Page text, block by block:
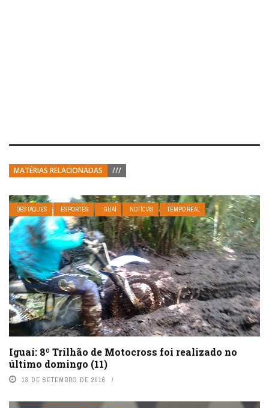
MATÉRIAS RELACIONADAS ///
DESTAQUES ESPORTES IGUAÍ NOTÍCIAS TEMPO REAL
Iguaí: 8º Trilhão de Motocross foi realizado no
último domingo (11)
13 DE SETEMBRO DE 2016